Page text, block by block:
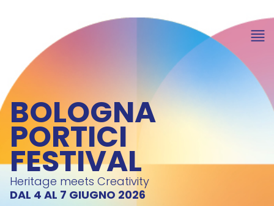
BOLOGNA
PORTICI
FESTIVAL
Heritage meets Creativity
DAL 4 AL 7 GIUGNO 2026